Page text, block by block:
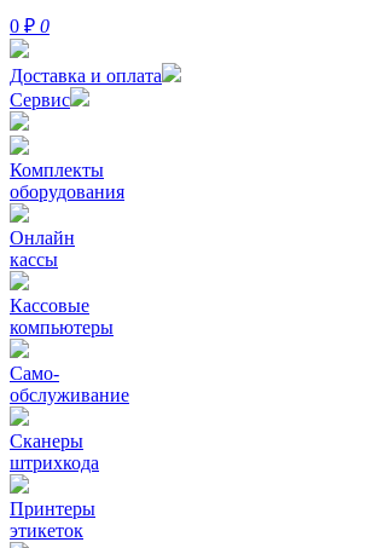
0 ₽ 0
Доставка и оплата
Сервис
Комплекты
оборудования
Онлайн
кассы
Кассовые
компьютеры
Само-
обслуживание
Сканеры
штрихкода
Принтеры
этикеток